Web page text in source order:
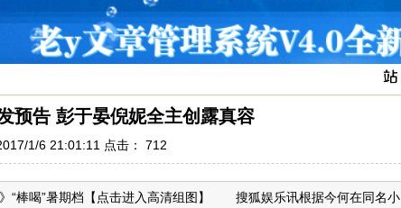
预告 彭于晏倪妮全主创露真容
1/6 21:01:11 点击： 712
“棒喝”暑期档【点击进入高清组图】 搜狐娱乐讯根据今何在同名小